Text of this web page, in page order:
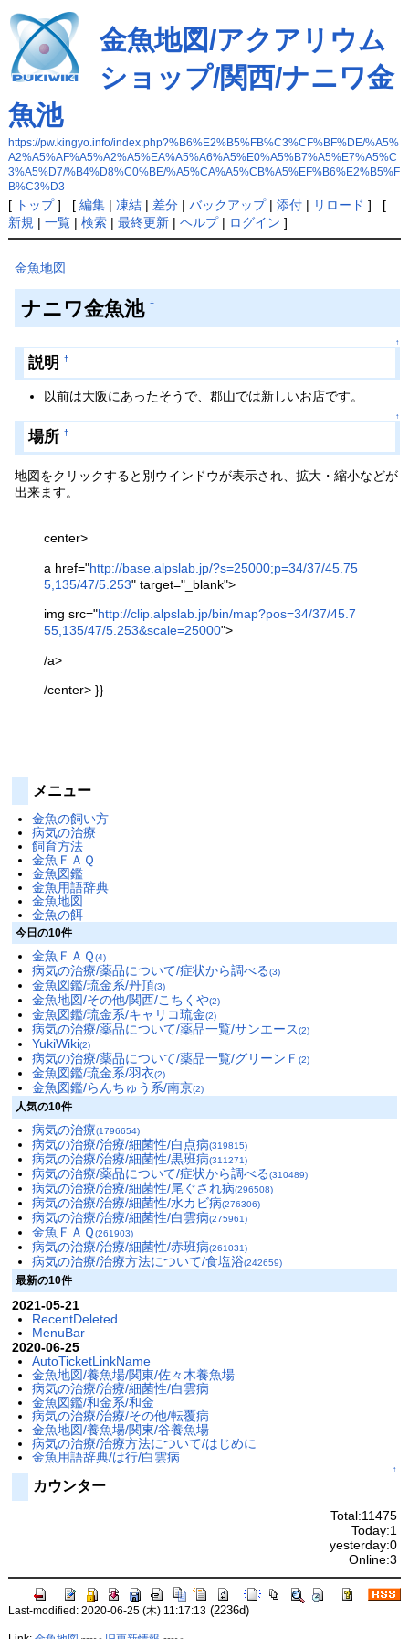
金魚地図/アクアリウム
ショップ/関西/ナニワ金
魚池
https://pw.kingyo.info/index.php?%B6%E2%B5%FB%C3%CF%BF%DE/%A5%
A2%A5%AF%A5%A2%A5%EA%A5%A6%A5%E0%A5%B7%A5%E7%A5%C
3%A5%D7/%B4%D8%C0%BE/%A5%CA%A5%CB%A5%EF%B6%E2%B5%F
B%C3%D3
[ トップ] [ 編集| 凍結| 差分| バックアップ| 添付| リロード ] [
新規 | 一覧| 検索| 最終更新| ヘルプ| ログイン ]
金魚地図
ナニワ金魚池 †
↑
説明†
以前は大阪にあったそうで、郡山では新しいお店です。
↑
場所†
地図をクリックすると別ウインドウが表示され、拡大・縮小などが
出来ます。
center>
a href="http://base.alpslab.jp/?s=25000;p=34/37/45.75
5,135/47/5.253" target="_blank">
img src="http://clip.alpslab.jp/bin/map?pos=34/37/45.7
55,135/47/5.253&scale=25000">
/a>
/center> }}
メニュー
金魚の飼い方
病気の治療
飼育方法
金魚ＦＡＱ
金魚図鑑
金魚用語辞典
金魚地図
金魚の餌
今日の10件
金魚ＦＡＱ(4)
病気の治療/薬品について/症状から調べる(3)
金魚図鑑/琉金系/丹頂(3)
金魚地図/その他/関西/こちくや(2)
金魚図鑑/琉金系/キャリコ琉金(2)
病気の治療/薬品について/薬品一覧/サンエース(2)
YukiWiki(2)
病気の治療/薬品について/薬品一覧/グリーンＦ (2)
金魚図鑑/琉金系/羽衣(2)
金魚図鑑/らんちゅう系/南京(2)
人気の10件
病気の治療(1796654)
病気の治療/治療/細菌性/白点病(319815)
病気の治療/治療/細菌性/黒班病(311271)
病気の治療/薬品について/症状から調べる(310489)
病気の治療/治療/細菌性/尾ぐされ病(296508)
病気の治療/治療/細菌性/水カビ病(276306)
病気の治療/治療/細菌性/白雲病(275961)
金魚ＦＡＱ(261903)
病気の治療/治療/細菌性/赤班病(261031)
病気の治療/治療方法について/食塩浴(242659)
最新の10件
2021-05-21
RecentDeleted
MenuBar
2020-06-25
AutoTicketLinkName
金魚地図/養魚場/関東/佐々木養魚場
病気の治療/治療/細菌性/白雲病
金魚図鑑/和金系/和金
病気の治療/治療/その他/転覆病
金魚地図/養魚場/関東/谷養魚場
病気の治療/治療方法について/はじめに
金魚用語辞典/は行/白雲病
↑
カウンター
Total:11475
Today:1
yesterday:0
Online:3
Last-modified: 2020-06-25 (木) 11:17:13(2236d)